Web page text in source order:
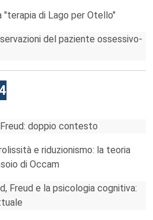
"terapia di Lago per Otello"
del paziente ossessivo-
doppio contesto
e riduzionismo: la teoria
di Occam
Freud e la psicologia cognitiva: